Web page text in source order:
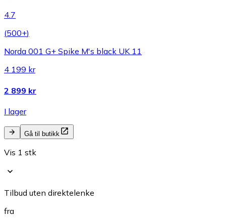
4.7
(500+)
Norda 001 G+ Spike M's black UK 11
4 199 kr
2 899 kr
I lager
Gå til butikk
Vis 1 stk
Tilbud uten direktelenke
fra